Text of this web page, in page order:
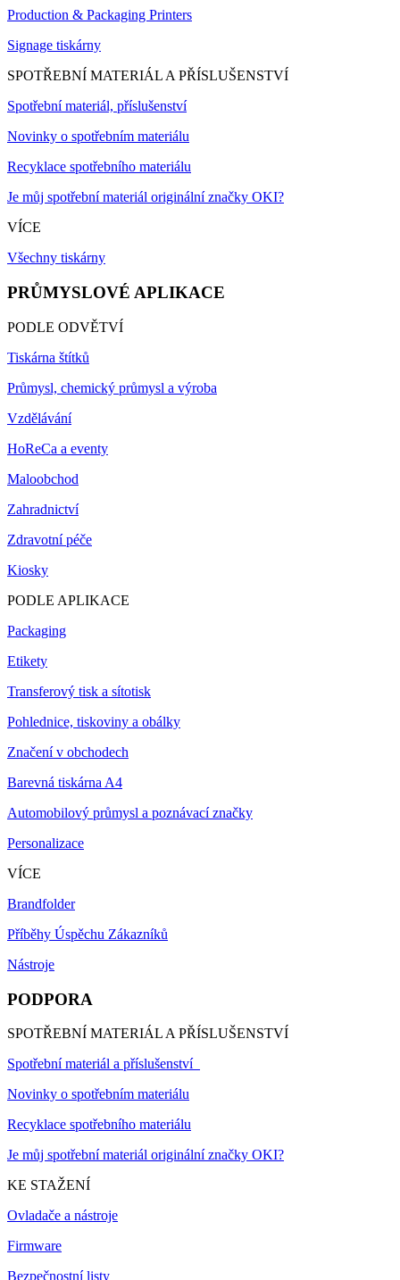
Production & Packaging Printers
Signage tiskárny
SPOTŘEBNÍ MATERIÁL A PŘÍSLUŠENSTVÍ
Spotřební materiál, příslušenství
Novinky o spotřebním materiálu
Recyklace spotřebního materiálu
Je můj spotřební materiál originální značky OKI?
VÍCE
Všechny tiskárny
PRŮMYSLOVÉ APLIKACE
PODLE ODVĚTVÍ
Tiskárna štítků
Průmysl, chemický průmysl a výroba
Vzdělávání
HoReCa a eventy
Maloobchod
Zahradnictví
Zdravotní péče
Kiosky
PODLE APLIKACE
Packaging
Etikety
Transferový tisk a sítotisk
Pohlednice, tiskoviny a obálky
Značení v obchodech
Barevná tiskárna A4
Automobilový průmysl a poznávací značky
Personalizace
VÍCE
Brandfolder
Příběhy Úspěchu Zákazníků
Nástroje
PODPORA
SPOTŘEBNÍ MATERIÁL A PŘÍSLUŠENSTVÍ
Spotřební materiál a příslušenství
Novinky o spotřebním materiálu
Recyklace spotřebního materiálu
Je můj spotřební materiál originální značky OKI?
KE STAŽENÍ
Ovladače a nástroje
Firmware
Bezpečnostní listy